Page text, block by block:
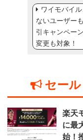
ワイモバイ
ないユーザー
引キャンペー
変更も対象！
セー
楽天
に最
始！